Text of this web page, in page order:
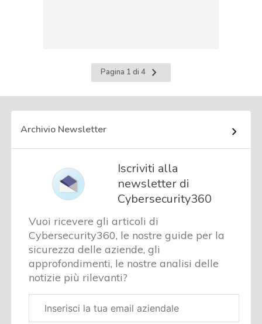
Pagina 1 di 4
Pagina
successiva
Archivio Newsletter
Iscriviti alla
newsletter di
Cybersecurity360
Vuoi ricevere gli articoli di
Cybersecurity360, le nostre guide per la
sicurezza delle aziende, gli
approfondimenti, le nostre analisi delle
notizie più rilevanti?
aziendale